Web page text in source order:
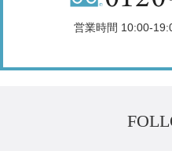
営業時間 10:00-